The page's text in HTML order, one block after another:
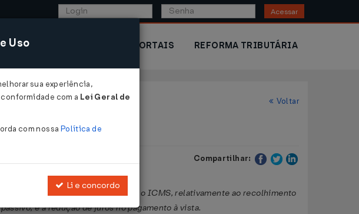
Acessar
COMÉRCIO EXTERIOR PORTAIS REFORMA TRIBUTÁRIA
Voltar
Compartilhar:
março de 2016, que dispõe sobre o ICMS, relativamente ao recolhimento
e à redução de juros no pagamento à vista.
Uso
sua experiência,
com a Lei Geral de
com nossa Política de
Li e concordo